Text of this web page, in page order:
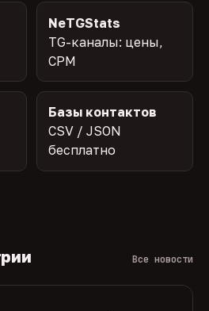
NeTGStats
TG-каналы: цены,
CPM
Базы контактов
CSV / JSON
бесплатно
Все новости